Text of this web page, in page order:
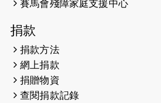
2026-04-30
2026-04-25
2026-04-24
賽馬會殘障家庭支援中心
捐款
捐款方法
網上捐款
捐贈物資
查閱捐款記錄